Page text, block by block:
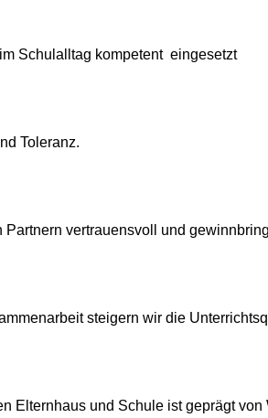
Schul­all­tag kom­pe­tent ein­ge­setzt
To­le­ranz.
Part­nern ver­trau­ens­voll und
stei­gern wir die
El­tern­haus und Schu­le ist ge­prägt